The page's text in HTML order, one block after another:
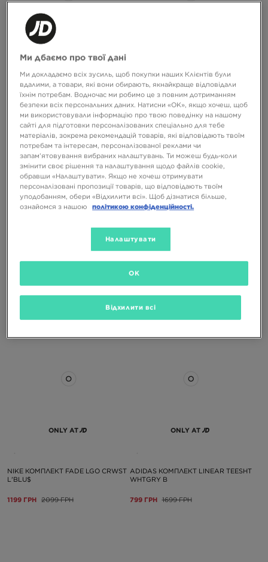
ONLY AT
NIKE КОМПЛЕКТ MILER T/SHT
ORG/GRY
799 ГРН 1899 ГРН
NIKE КОМПЛЕКТ (G)CBLK TEE/SHT
WHT/PNK G
599 ГРН 1899 ГРН
BLK/GRY
NIKE КОМПЛЕКТ (G)CBLK SUIT
LIL/WHT$
1099 ГРН
ONLY AT
NIKE КОМПЛЕКТ FADE LGO CRWST
L'BLU$
1199 ГРН 2099 ГРН
ONLY AT
ADIDAS КОМПЛЕКТ LINEAR TEESHT
WHTGRY B
799 ГРН 1699 ГРН
Ми дбаємо про твої дані
Ми докладаємо всіх зусиль, щоб покупки наших Клієнтів були
вдалими, а товари, які вони обирають, якнайкраще відповідали
їхнім потребам. Водночас ми робимо це з повним дотриманням
безпеки всіх персональних даних. Натисни «OK», якщо хочеш, щоб
ми використовували інформацію про твою поведінку на нашому
сайті для підготовки персоналізованих спеціально для тебе
матеріалів, зокрема рекомендацій товарів, які відповідають твоїм
потребам та інтересам, персоналізованої реклами чи
запам’ятовування вибраних налаштувань. Ти можеш будь-коли
змінити своє рішення та налаштування щодо файлів cookie,
обравши «Налаштувати». Якщо не хочеш отримувати
персоналізовані пропозиції товарів, що відповідають твоїм
уподобанням, обери «Відхилити всі». Щоб дізнатися більше,
ознайомся з нашою
політикою конфіденційності.
Налаштувати
Відхилити всі
OK